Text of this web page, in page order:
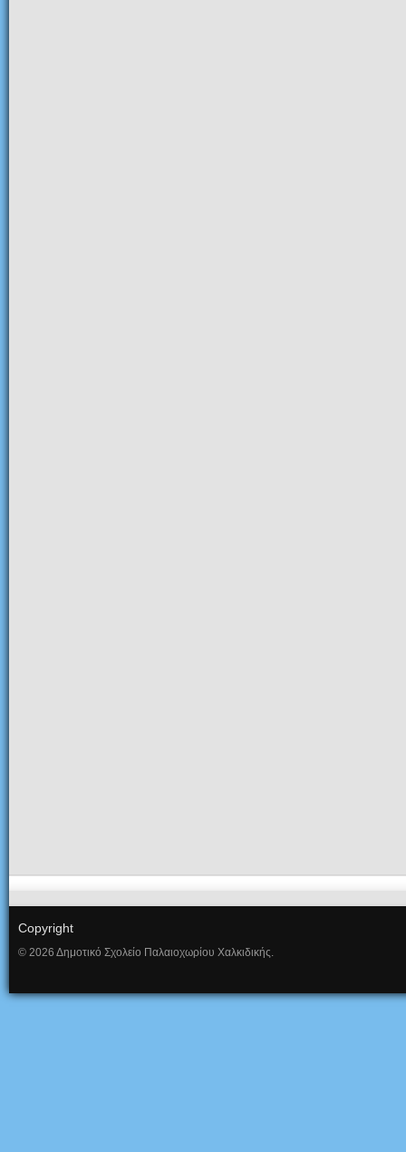
Copyright
© 2026 Δημοτικό Σχολείο Παλαιοχωρίου Χαλκιδικής.